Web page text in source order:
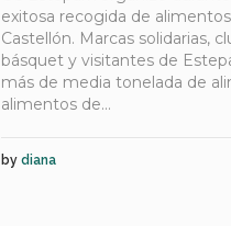
exitosa recogida de
Castellón. Marcas solidarias,
básquet y visitantes de
más de media tonelada de
alimentos de...
by diana